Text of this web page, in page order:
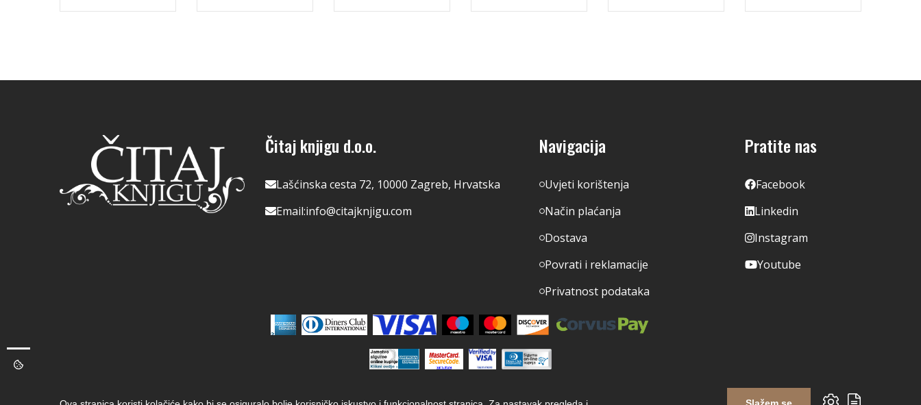
Čitaj knjigu d.o.o.
Lašćinska cesta 72, 10000 Zagreb, Hrvatska
Email:info@citajknjigu.com
Navigacija
Uvjeti korištenja
Način plaćanja
Dostava
Povrati i reklamacije
Privatnost podataka
Pratite nas
Facebook
Linkedin
Instagram
Youtube